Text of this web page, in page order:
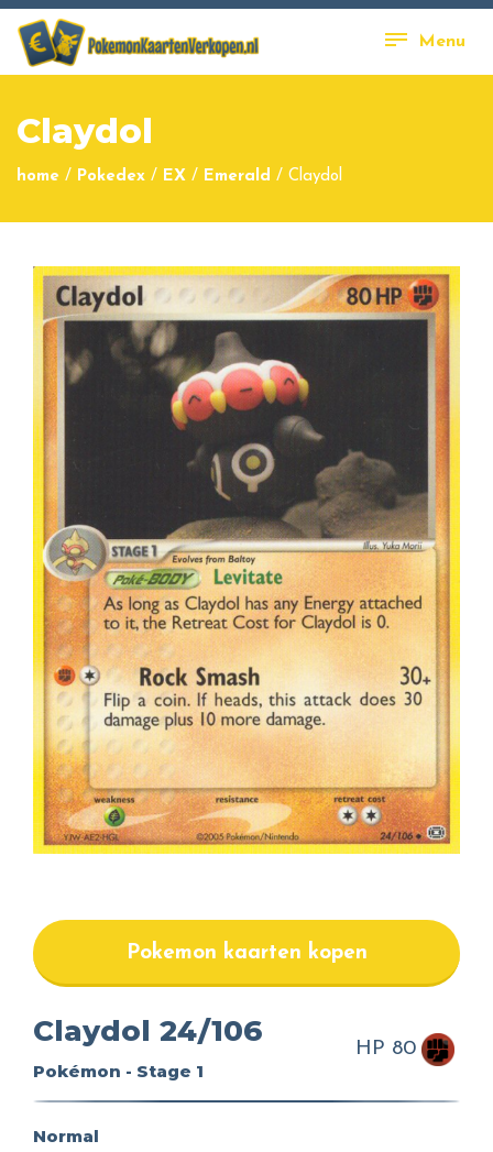
Menu
Claydol
home / Pokedex / EX / Emerald / Claydol
Pokemon kaarten kopen
Claydol 24/106
Pokémon - Stage 1
HP 80
Normal